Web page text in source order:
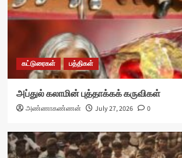
கட்டுரைகள் பத்திகள்
அப்துல் கலாமின் புத்தாக்கக் கருவிகள்
அண்ணாகண்ணன் July 27, 2026 0